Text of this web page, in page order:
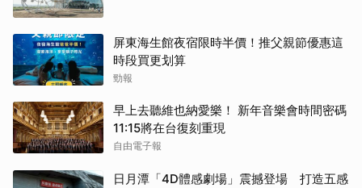
屏東海生館夜宿限時半價！推父親節優惠這
時段買更划算
勁報
早上去聽維也納愛樂！ 新年音樂會時間密碼
11:15將在台復刻重現
自由電子報
日月潭「4D體感劇場」震撼登場 打造五感